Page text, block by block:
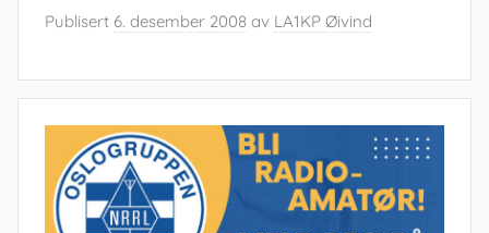
Publisert 6. desember 2008 av LA1KP Øivind